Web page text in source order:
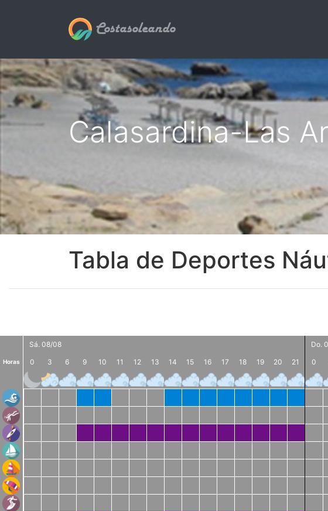
Costasoleando
Calasardina-Las
Tabla de Deportes
Horas
Sá. 08/08 Do.
0
3 6 9 10 11 12 13 14 15 16 17 18 19 20 21 0